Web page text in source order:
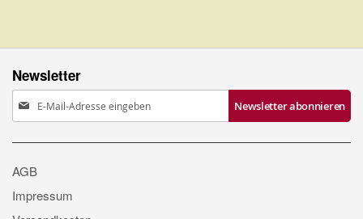
Newsletter
Anmeldung
zum
Newsletter:
Newsletter abonnieren
AGB
Impressum